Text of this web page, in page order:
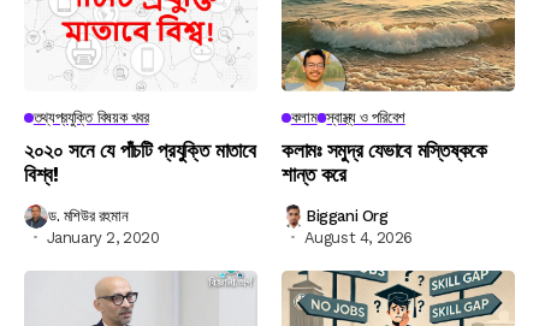
তথ্যপ্রযুক্তি বিষয়ক খবর
২০২০ সনে যে পাঁচটি প্রযুক্তি মাতাবে
বিশ্ব!
ড. মশিউর রহমান
January 2, 2020
কলাম স্বাস্থ্য ও পরিবেশ
কলামঃ সমুদ্র যেভাবে মস্তিষ্ককে
শান্ত করে
Biggani Org
August 4, 2026